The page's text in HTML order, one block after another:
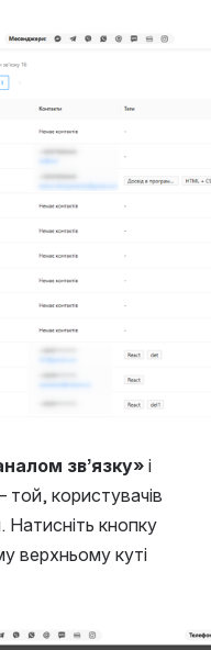
зв’язку» і
той, користувачів
верхньому куті